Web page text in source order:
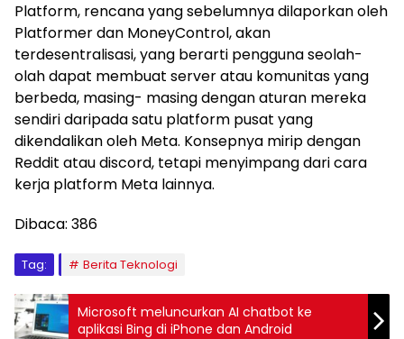
Platform, rencana yang sebelumnya dilaporkan oleh
Platformer dan MoneyControl, akan
terdesentralisasi, yang berarti pengguna seolah-
olah dapat membuat server atau komunitas yang
berbeda, masing- masing dengan aturan mereka
sendiri daripada satu platform pusat yang
dikendalikan oleh Meta. Konsepnya mirip dengan
Reddit atau discord, tetapi menyimpang dari cara
kerja platform Meta lainnya.
Dibaca: 386
Tag: Berita Teknologi
Microsoft meluncurkan AI chatbot ke
aplikasi Bing di iPhone dan Android